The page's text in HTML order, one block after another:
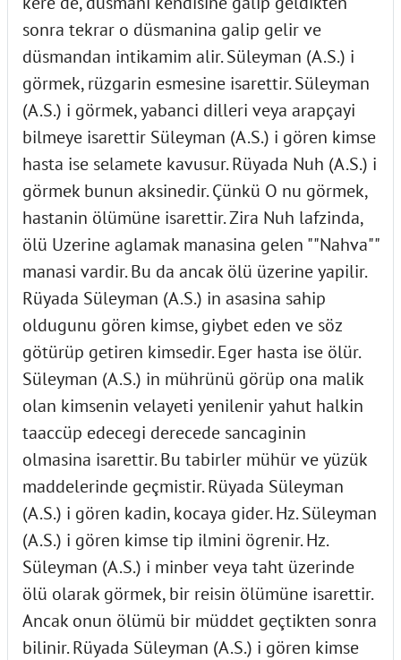
sonra tekrar o düsmanina galip gelir ve
düsmandan intikamim alir. Süleyman (A.S.) i
görmek, rüzgarin esmesine isarettir. Süleyman
(A.S.) i görmek, yabanci dilleri veya arapçayi
bilmeye isarettir Süleyman (A.S.) i gören kimse
hasta ise selamete kavusur. Rüyada Nuh (A.S.) i
görmek bunun aksinedir. Çünkü O nu görmek,
hastanin ölümüne isarettir. Zira Nuh lafzinda,
ölü Uzerine aglamak manasina gelen ""Nahva""
manasi vardir. Bu da ancak ölü üzerine yapilir.
Rüyada Süleyman (A.S.) in asasina sahip
oldugunu gören kimse, giybet eden ve söz
götürüp getiren kimsedir. Eger hasta ise ölür.
Süleyman (A.S.) in mührünü görüp ona malik
olan kimsenin velayeti yenilenir yahut halkin
taaccüp edecegi derecede sancaginin
olmasina isarettir. Bu tabirler mühür ve yüzük
maddelerinde geçmistir. Rüyada Süleyman
(A.S.) i gören kadin, kocaya gider. Hz. Süleyman
(A.S.) i gören kimse tip ilmini ögrenir. Hz.
Süleyman (A.S.) i minber veya taht üzerinde
ölü olarak görmek, bir reisin ölümüne isarettir.
Ancak onun ölümü bir müddet geçtikten sonra
bilinir. Rüyada Süleyman (A.S.) i gören kimse